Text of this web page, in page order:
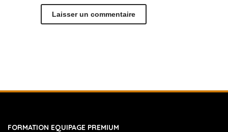
FORMATION EQUIPAGE PREMIUM